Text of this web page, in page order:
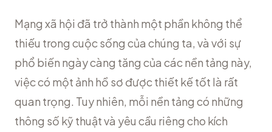
Mạng xã hội đã trở thành một phần không thể
thiếu trong cuộc sống của chúng ta, và với sự
phổ biến ngày càng tăng của các nền tảng này,
việc có một ảnh hồ sơ được thiết kế tốt là rất
quan trọng. Tuy nhiên, mỗi nền tảng có những
thông số kỹ thuật và yêu cầu riêng cho kích